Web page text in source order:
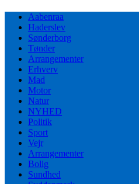
Aabenraa
Haderslev
Sønderborg
Tønder
Arrangementer
Erhverv
Mad
Motor
Natur
NYHED
Politik
Sport
Vejr
Arrangementer
Bolig
Sundhed